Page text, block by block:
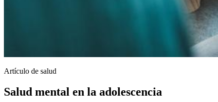
Artículo de salud
Salud mental en la adolescencia